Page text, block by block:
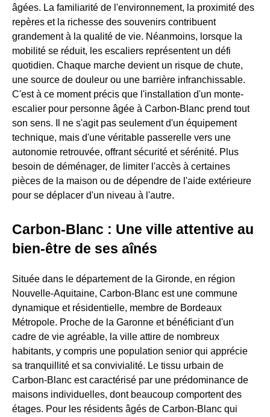
âgées. La familiarité de l'environnement, la proximité des
repères et la richesse des souvenirs contribuent
grandement à la qualité de vie. Néanmoins, lorsque la
mobilité se réduit, les escaliers représentent un défi
quotidien. Chaque marche devient un risque de chute,
une source de douleur ou une barrière infranchissable.
C'est à ce moment précis que l'installation d'un monte-
escalier pour personne âgée à Carbon-Blanc prend tout
son sens. Il ne s'agit pas seulement d'un équipement
technique, mais d'une véritable passerelle vers une
autonomie retrouvée, offrant sécurité et sérénité. Plus
besoin de déménager, de limiter l'accès à certaines
pièces de la maison ou de dépendre de l'aide extérieure
pour se déplacer d'un niveau à l'autre.
Carbon-Blanc : Une ville attentive au
bien-être de ses aînés
Située dans le département de la Gironde, en région
Nouvelle-Aquitaine, Carbon-Blanc est une commune
dynamique et résidentielle, membre de Bordeaux
Métropole. Proche de la Garonne et bénéficiant d'un
cadre de vie agréable, la ville attire de nombreux
habitants, y compris une population senior qui apprécie
sa tranquillité et sa convivialité. Le tissu urbain de
Carbon-Blanc est caractérisé par une prédominance de
maisons individuelles, dont beaucoup comportent des
étages. Pour les résidents âgés de Carbon-Blanc qui